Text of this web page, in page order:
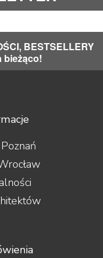
BESTSELLERY
bieżąco!